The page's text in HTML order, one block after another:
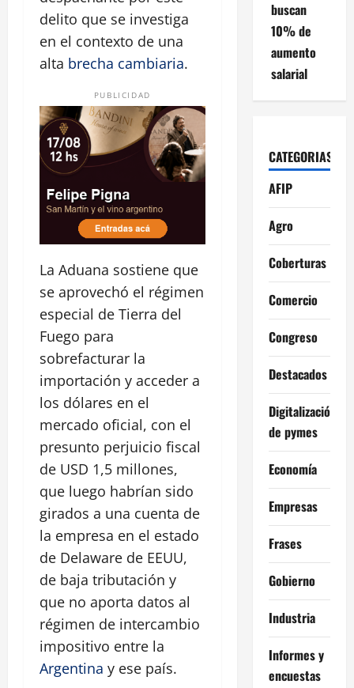
delito que se investiga
en el contexto de una
alta brecha cambiaria.
PUBLICIDAD
La Aduana sostiene que
se aprovechó el régimen
especial de Tierra del
Fuego para
sobrefacturar la
importación y acceder a
los dólares en el
mercado oficial, con el
presunto perjuicio fiscal
de USD 1,5 millones,
que luego habrían sido
girados a una cuenta de
la empresa en el estado
de Delaware de EEUU,
de baja tributación y
que no aporta datos al
régimen de intercambio
impositivo entre la
Argentina y ese país.
buscan
10% de
aumento
salarial
CATEGORIAS
AFIP
Agro
Coberturas
Comercio
Congreso
Destacados
Digitalización
de pymes
Economía
Empresas
Frases
Gobierno
Industria
Informes y
encuestas